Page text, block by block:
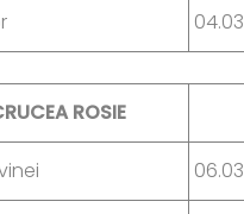
04.03
ROSIE
06.03